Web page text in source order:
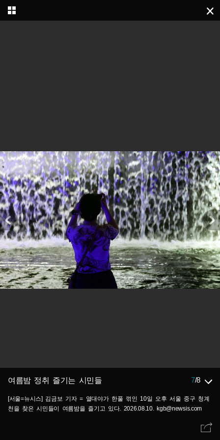
여름밤 정취 즐기는 시민들 7/8
[서울=뉴시스] 김금보 기자 = 열대야가 한풀 꺾인 10일 오후 서울 중구 청계
천을 찾은 시민들이 여름밤을 즐기고 있다. 2026.08.10. kgb@newsis.com